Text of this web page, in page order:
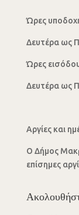
Ώρες
Δευτέρα ως
Ώρες
Δευτέρα ως
Αργίες και
Ο Δήμος
επίσημες